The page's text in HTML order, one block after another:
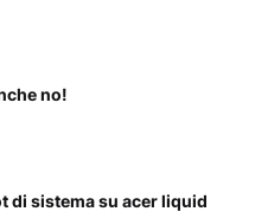
no!
di sistema su acer liquid